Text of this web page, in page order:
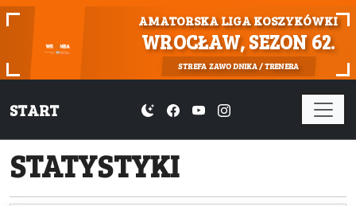
AMATORSKA LIGA KOSZYKÓWKI
WROCŁAW, SEZON 62.
STREFA ZAWODNIKA / TRENERA
START
STATYSTYKI